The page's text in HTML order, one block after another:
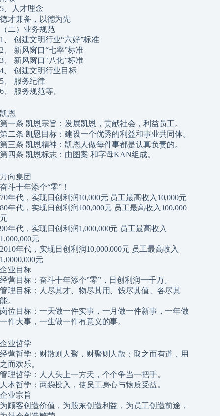
5、人才理念
德才兼备，以德为先
（二）业务规范
1、 创建文明行业“六好”标准
2、 新风窗口“七率”标准
3、 新风窗口“八化”标准
4、 创建文明行业目标
5、 服务纪律
6、 服务规范等。
凯恩
第一条 凯恩宗旨：发展凯恩，贡献社会，利益员工。
第二条 凯恩目标：建设一个优秀的利益和事业共同体。
第三条 凯恩精神：凯恩人做每件事都是认真负责的。
第四条 凯恩标志：由图案 和字母KAN组成。
万向集团
奋斗十年添个“零”！
70年代，实现日创利润10,000元 员工最高收入10,000元
80年代，实现日创利润100,000元 员工最高收入100,000
元
90年代，实现日创利润1,000,000元 员工最高收入
1,000,000元
2010年代，实现日创利润10,000.000元 员工最高收入
1,0000,000元
企业目标
经营目标：奋斗十年添个”零”，日创利润一千万。
管理目标：人尽其才、物尽其用、钱尽其值、各尽其
能。
岗位目标：一天做一件实事，一月做一件新事，一年做
一件大事，一生做一件有意义的事。
企业哲学
经营哲学：财散则人聚，财聚则人散；取之而有道，用
之而欢乐。
管理哲学：人人头上一方天，个个争当一把手。
人本哲学：两袋投入，使员工身心与物质受益。
企业宗旨
为顾客创造价值，为股东创造利益，为员工创造前途，